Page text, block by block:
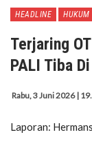
HEADLINE HUKUM
Terjaring
PALI Tiba
Rabu, 3 Juni 2026 |
Laporan: